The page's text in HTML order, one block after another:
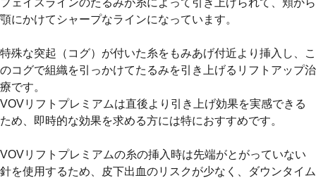
フェイスラインのたるみが糸によって引き上げられて、頬から
顎にかけてシャープなラインになっています。
特殊な突起（コグ）が付いた糸をもみあげ付近より挿入し、こ
のコグで組織を引っかけてたるみを引き上げるリフトアップ治
療です。
VOVリフトプレミアムは直後より引き上げ効果を実感できる
ため、即時的な効果を求める方には特におすすめです。
VOVリフトプレミアムの糸の挿入時は先端がとがっていない
針を使用するため、皮下出血のリスクが少なく、ダウンタイム